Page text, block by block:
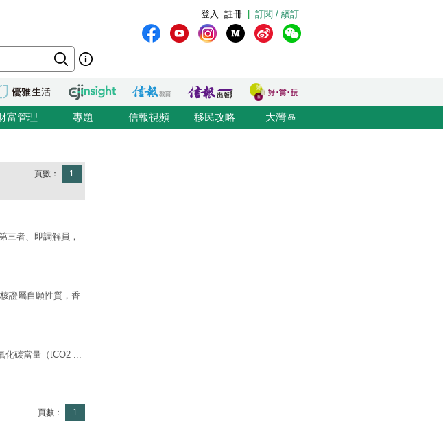
訂閱 / 續訂
註冊
登入
富管理 專題 信報視頻 移民攻略 大灣區
頁數： 1
三者、即調解員，
證屬自願性質，香
化碳當量（tCO2 ...
頁數： 1